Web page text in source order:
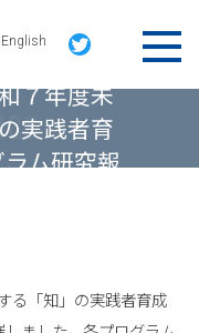
English
７年度未
実践者育
ム研究報
た。
る「知」の実践者育成